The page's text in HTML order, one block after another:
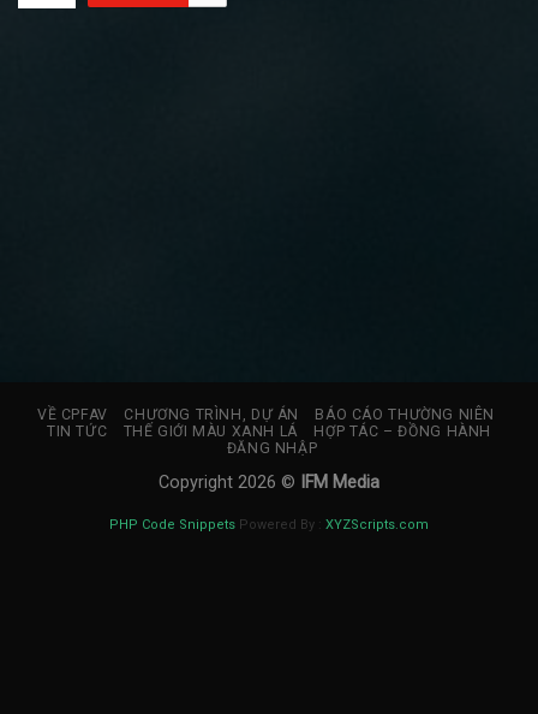
VỀ CPFAV CHƯƠNG TRÌNH, DỰ ÁN
BÁO CÁO THƯỜNG NIÊN
TIN TỨC
THẾ GIỚI MÀU XANH LÁ
HỢP TÁC – ĐỒNG HÀNH
ĐĂNG NHẬP
Copyright 2026 © IFM Media
PHP Code Snippets Powered By : XYZScripts.com